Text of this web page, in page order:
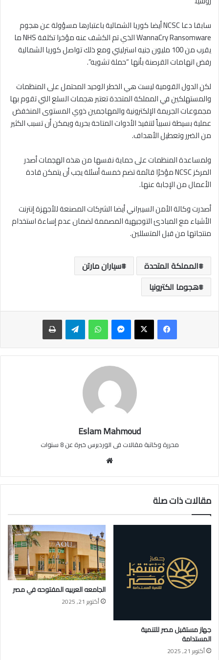
سابقا دعا NCSC أيضا كوريا الشمالية باعتبارها مسؤولة عن هجوم
WannaCry Ransomware الذي تم الكشف عنه مؤخرا تكلفة NHS ما
يقرب من 100 مليون جنيه استرليني ومع ذلك تواصل كوريا الشمالية
رفض اتهامات القرصنة بأنها “حملة تشويه”.
لكن الدول القومية ليست هي الخطر الوحيد المحتمل على المنظمات
والمستهلكين في المملكة المتحدة تعتبر هجمات السلع التي تقوم بها
مجموعات الجريمة الإلكترونية والمهاجمين ذوي المستوى المنخفض
عملية بسيطة نسبياً لتنفيذ الأدوات المتاحة بحرية ويمكن أن تسبب الكثير
من الضرر وتعطيل الأهداف.
ولمساعدة المنظمات على حماية نفسها من هذه الهجمات أصدر
المركز NCSC مؤخرًا قائمة تضم خمسة أسئلة يجب أن يتمكن قادة
الأعمال من الإجابة عنها.
أصدرت وكالة الأمن السيبراني أيضا الشركات المصنعة للأجهزة إنترنت
الأشياء مع المبادئ التوجيهية المصممة لضمان عدم إساءة استخدام
منتجاتها من قبل المتسللين.
المملكة المتحدة
سياران مارتن
هجوما الكترونيا
ماسنجر واتساب تيلقرام
Eslam Mahmoud
محررة وكاتبة مقالات فى الوردبرس خبرة عن 8 سنوات
مقالات ذات صلة
جهاز مستقبل مصر للتنمية
المستدامة
أكتوبر 21, 2025
الجامعه العربيه المفتوحه في مصر
أكتوبر 21, 2025